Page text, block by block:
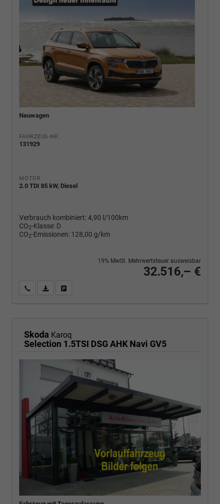
Neuwagen
FAHRZEUG-NR.
131929
MOTOR
2.0 TDI 85 kW, Diesel
Verbrauch kombiniert:4,90 l/100km
CO2-Klasse: D
CO2-Emissionen: 128,00 g/km
32.516,– €
19% MwSt. Mehrwertsteuer ausweisbar
Wir rufen Sie anPDF-Fahrzeugexposé drucken
Skoda Karoq
Selection 1.5TSI DSG AHK Navi GV5